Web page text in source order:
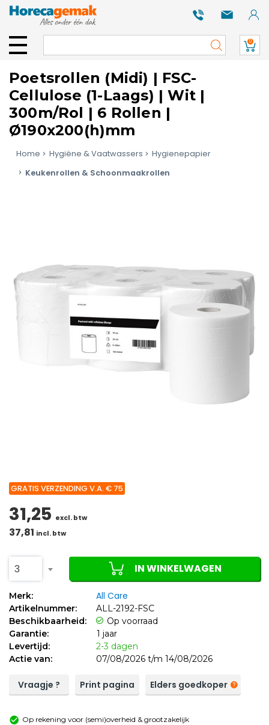
0
Poetsrollen (Midi) | FSC-
Cellulose (1-Laags) | Wit |
300m/Rol | 6 Rollen |
Ø190x200(h)mm
Home Hygiëne & Vaatwassers
Hygienepapier
Keukenrollen & Schoonmaakrollen
GRATIS VERZENDING V.A. € 75
31,25 excl. btw
37,81 incl. btw
3 IN WINKELWAGEN
Merk: All Care
Artikelnummer:
ALL-2192-FSC
Beschikbaarheid:
Op voorraad
Garantie:
1 jaar
Levertijd:
2-3 dagen
Actie van:
07/08/2026 t/m 14/08/2026
Vraagje ? Print pagina Elders goedkoper
Op rekening voor (semi)overheid & grootzakelijk